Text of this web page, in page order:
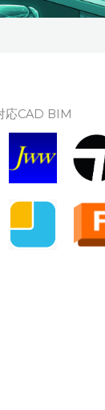
応CAD BIM